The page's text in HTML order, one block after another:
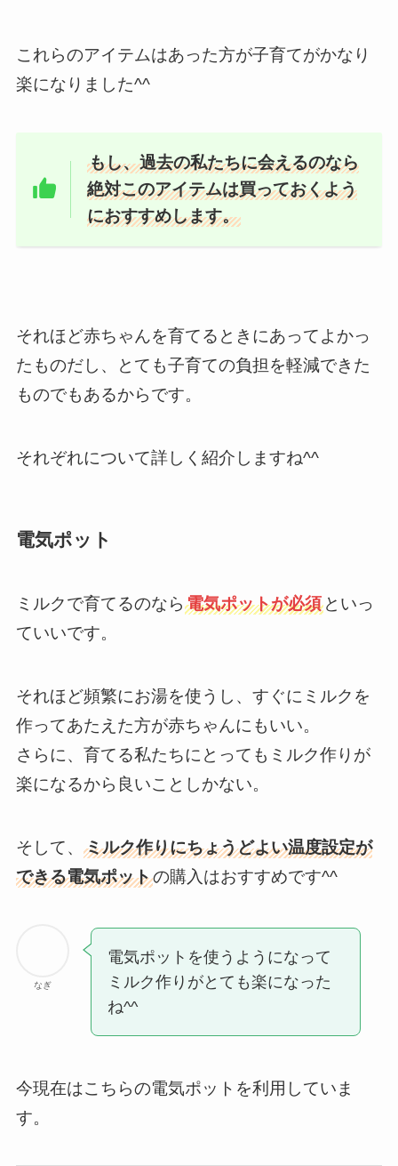
これらのアイテムはあった方が子育てがかなり
楽になりました^^
もし、過去の私たちに会えるのなら
絶対このアイテムは買っておくよう
におすすめします。
それほど赤ちゃんを育てるときにあってよかっ
たものだし、とても子育ての負担を軽減できた
ものでもあるからです。
それぞれについて詳しく紹介しますね^^
電気ポット
ミルクで育てるのなら 電気ポットが必須といっ
ていいです。
それほど頻繁にお湯を使うし、すぐにミルクを
作ってあたえた方が赤ちゃんにもいい。
さらに、育てる私たちにとってもミルク作りが
楽になるから良いことしかない。
そして、 ミルク作りにちょうどよい温度設定が
できる電気ポットの購入はおすすめです^^
なぎ
電気ポットを使うようになって
ミルク作りがとても楽になった
ね^^
今現在はこちらの電気ポットを利用していま
す。